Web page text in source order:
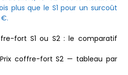
plus que le S1 pour un surcoût
fort S1 ou S2 : le comparatif
Prix coffre-fort S2 — tableau par